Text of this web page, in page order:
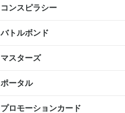
コンスピラシー
バトルボンド
マスターズ
ポータル
プロモーションカード